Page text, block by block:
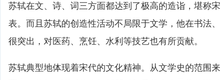
苏轼在文、诗、词三方面都达到了极高的造诣，堪称
表。而且苏轼的创造性活动不局限于文学，他在书法
很突出，对医药、烹饪、水利等技艺也有所贡献。
苏轼典型地体现着宋代的文化精神。从文学史的范围